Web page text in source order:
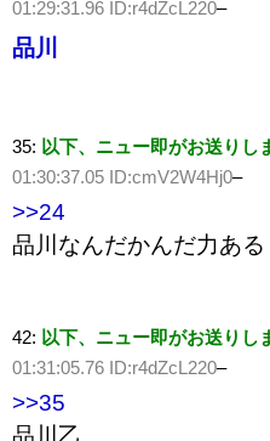
01:29:31.96 ID:r4dZcL220–
品川
35: 以下、ニュー即がお送りし
01:30:37.05 ID:cmV2W4Hj0–
>>24
品川なんだかんだ力ある
42: 以下、ニュー即がお送りし
01:31:05.76 ID:r4dZcL220–
>>35
品川乙